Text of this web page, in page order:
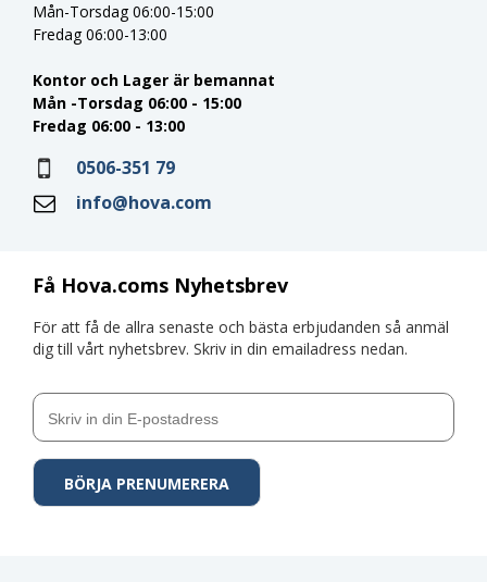
Få Hova.coms Nyhetsbrev
För att få de allra senaste och bästa erbjudanden så anmäl
dig till vårt nyhetsbrev. Skriv in din emailadress nedan.
Mån-Torsdag 06:00-15:00
Fredag 06:00-13:00
Kontor och Lager är bemannat
Mån -Torsdag 06:00 - 15:00
Fredag 06:00 - 13:00
0506-351 79
info@hova.com